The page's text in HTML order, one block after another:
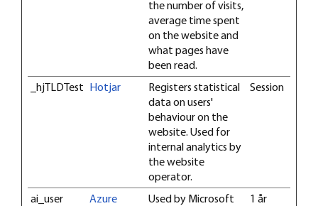
the number of visits,
average time spent
on the website and
what pages have
been read.
_hjTLDTest Hotjar
Registers statistical
data on users'
behaviour on the
website. Used for
internal analytics by
the website
operator.
Session
ai_user Azure
Used by Microsoft
1 år